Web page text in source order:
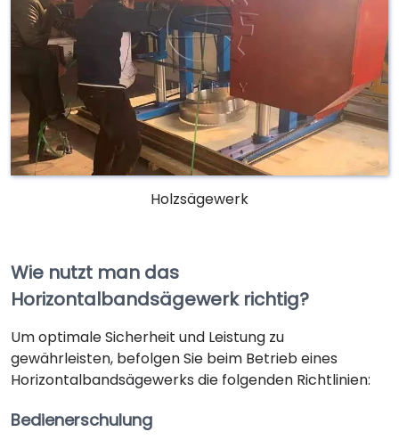
Holzsägewerk
Wie nutzt man das
Horizontalbandsägewerk richtig?
Um optimale Sicherheit und Leistung zu
gewährleisten, befolgen Sie beim Betrieb eines
Horizontalbandsägewerks die folgenden Richtlinien:
Bedienerschulung